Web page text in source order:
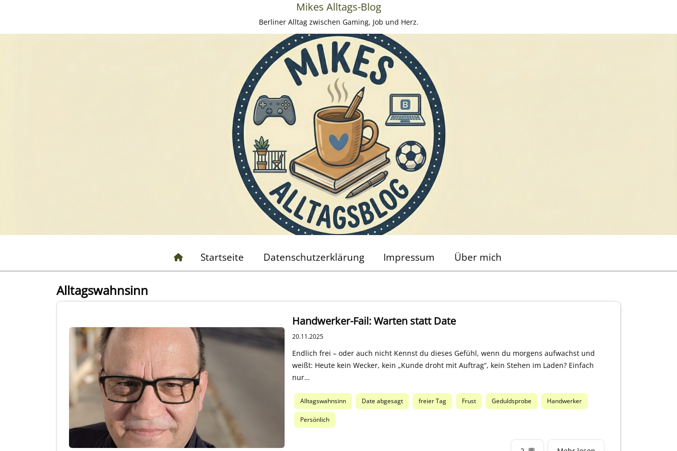
Mikes Alltags-Blog
Berliner Alltag zwischen Gaming, Job und Herz.
Startseite Datenschutzerklärung Impressum Über mich
Alltagswahnsinn
Handwerker-Fail: Warten statt Date
20.11.2025
Endlich frei – oder auch nicht Kennst du dieses Gefühl, wenn du morgens aufwachst und
weißt: Heute kein Wecker, kein „Kunde droht mit Auftrag“, kein Stehen im Laden? Einfach
nur…
Alltagswahnsinn Date abgesagt freier Tag Frust Geduldsprobe Handwerker
Persönlich